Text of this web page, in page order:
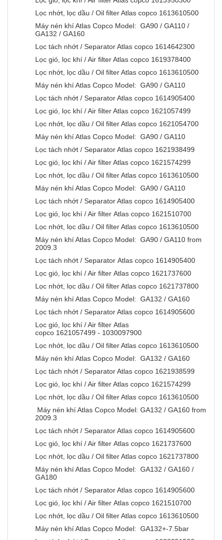
Lọc nhớt, lọc dầu / Oil filter Atlas copco 1613610500
Máy nén khí Atlas Copco Model: GA90 / GA110 /
GA132 / GA160
Lọc tách nhớt / Separator Atlas copco 1614642300
Lọc gió, lọc khí / Air filter Atlas copco 1619378400
Lọc nhớt, lọc dầu / Oil filter Atlas copco 1613610500
Máy nén khí Atlas Copco Model: GA90 / GA110
Lọc tách nhớt / Separator Atlas copco 1614905400
Lọc gió, lọc khí / Air filter Atlas copco 1621057499
Lọc nhớt, lọc dầu / Oil filter Atlas copco 1621054700
Máy nén khí Atlas Copco Model: GA90 / GA110
Lọc tách nhớt / Separator Atlas copco 1621938499
Lọc gió, lọc khí / Air filter Atlas copco 1621574299
Lọc nhớt, lọc dầu / Oil filter Atlas copco 1613610500
Máy nén khí Atlas Copco Model: GA90 / GA110
Lọc tách nhớt / Separator Atlas copco 1614905400
Lọc gió, lọc khí / Air filter Atlas copco 1621510700
Lọc nhớt, lọc dầu / Oil filter Atlas copco 1613610500
Máy nén khí Atlas Copco Model: GA90 / GA110 from
2009.3
Lọc tách nhớt / Separator Atlas copco 1614905400
Lọc gió, lọc khí / Air filter Atlas copco 1621737600
Lọc nhớt, lọc dầu / Oil filter Atlas copco 1621737800
Máy nén khí Atlas Copco Model: GA132 / GA160
Lọc tách nhớt / Separator Atlas copco 1614905600
Lọc gió, lọc khí / Air filter Atlas
copco 1621057499 - 1030097900
Lọc nhớt, lọc dầu / Oil filter Atlas copco 1613610500
Máy nén khí Atlas Copco Model: GA132 / GA160
Lọc tách nhớt / Separator Atlas copco 1621938599
Lọc gió, lọc khí / Air filter Atlas copco 1621574299
Lọc nhớt, lọc dầu / Oil filter Atlas copco 1613610500
Máy nén khí Atlas Copco Model: GA132 / GA160 from
2009.3
Lọc tách nhớt / Separator Atlas copco 1614905600
Lọc gió, lọc khí / Air filter Atlas copco 1621737600
Lọc nhớt, lọc dầu / Oil filter Atlas copco 1621737800
Máy nén khí Atlas Copco Model: GA132 / GA160 /
GA180
Lọc tách nhớt / Separator Atlas copco 1614905600
Lọc gió, lọc khí / Air filter Atlas copco 1621510700
Lọc nhớt, lọc dầu / Oil filter Atlas copco 1613610500
Máy nén khí Atlas Copco Model: GA132+-7.5bar